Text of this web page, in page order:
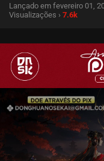
Lançado em fevereiro 01,
Visualizações › 7.6k